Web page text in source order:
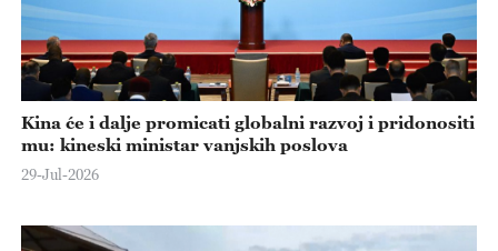
Kina će i dalje promicati globalni razvoj i pridonositi
mu: kineski ministar vanjskih poslova
29-Jul-2026